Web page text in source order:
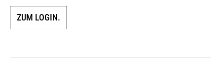
ZUM LOGIN.